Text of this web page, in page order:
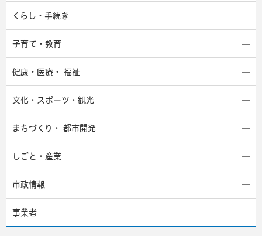
くらし・手続き
子育て・教育
健康・医療・ 福祉
文化・スポーツ・観光
まちづくり・ 都市開発
しごと・産業
市政情報
事業者